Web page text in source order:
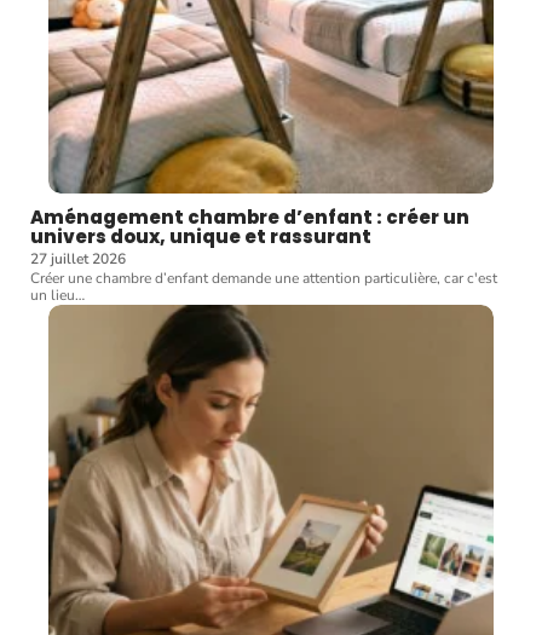
Aménagement chambre d’enfant : créer un
univers doux, unique et rassurant
27 juillet 2026
Créer une chambre d’enfant demande une attention particulière, car c'est
un lieu…